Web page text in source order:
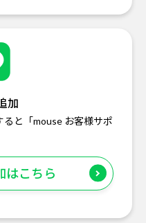
加
と「mouse お客様サポ
はこちら